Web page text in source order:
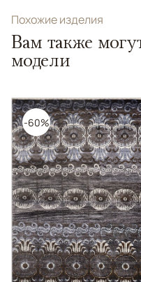
Похожие изделия
Вам также
модели
-60%